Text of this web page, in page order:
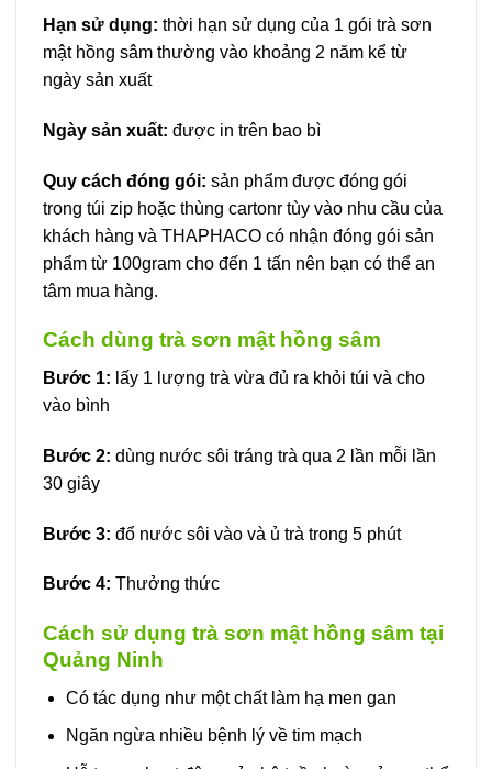
Hạn sử dụng: thời hạn sử dụng của 1 gói trà sơn
mật hồng sâm thường vào khoảng 2 năm kể từ
ngày sản xuất
Ngày sản xuất: được in trên bao bì
Quy cách đóng gói: sản phẩm được đóng gói
trong túi zip hoặc thùng cartonr tùy vào nhu cầu của
khách hàng và THAPHACO có nhận đóng gói sản
phẩm từ 100gram cho đến 1 tấn nên bạn có thể an
tâm mua hàng.
Cách dùng trà sơn mật hồng sâm
Bước 1: lấy 1 lượng trà vừa đủ ra khỏi túi và cho
vào bình
Bước 2: dùng nước sôi tráng trà qua 2 lần mỗi lần
30 giây
Bước 3: đổ nước sôi vào và ủ trà trong 5 phút
Bước 4: Thưởng thức
Cách sử dụng trà sơn mật hồng sâm tại
Quảng Ninh
Có tác dụng như một chất làm hạ men gan
Ngăn ngừa nhiều bệnh lý về tim mạch